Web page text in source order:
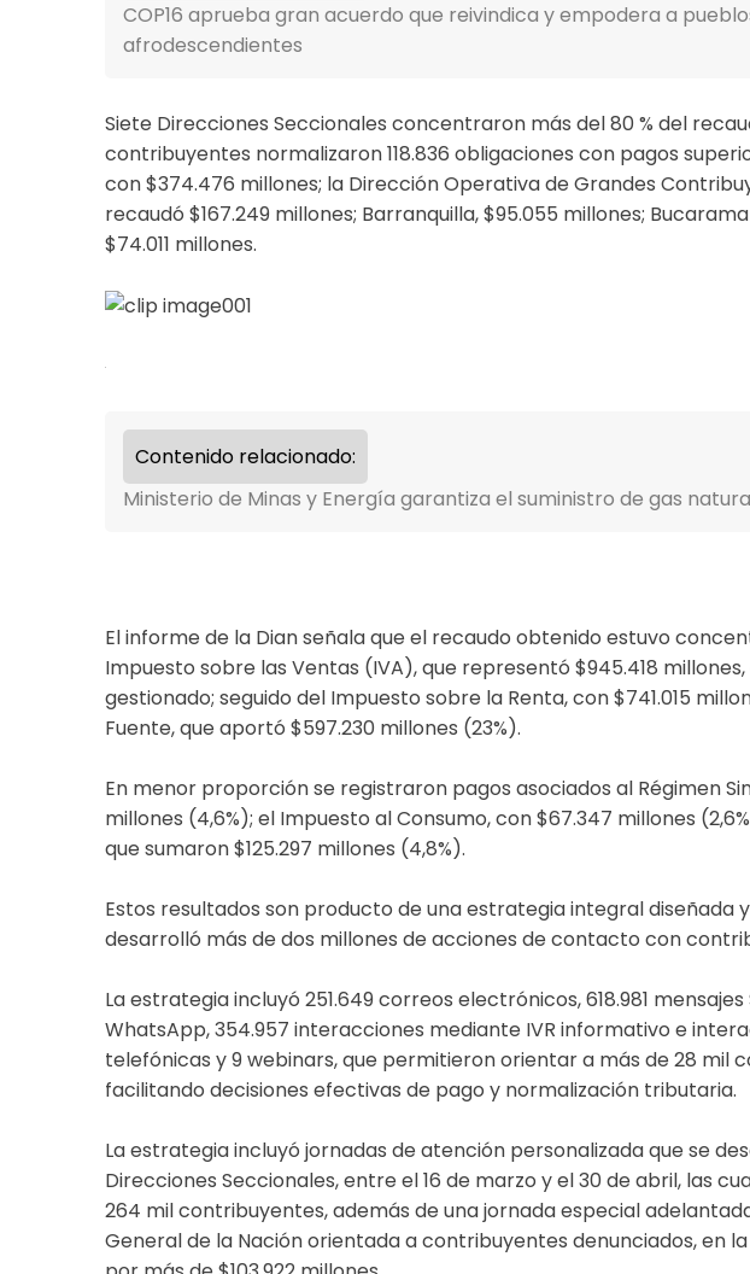
COP16 aprueba gran acuerdo que reivindica y empodera a
afrodescendientes
Siete Direcciones Seccionales concentraron más del 80 % del
contribuyentes normalizaron 118.836 obligaciones con pagos
con $374.476 millones; la Dirección Operativa de Grandes
recaudó $167.249 millones; Barranquilla, $95.055 millones;
$74.011 millones.